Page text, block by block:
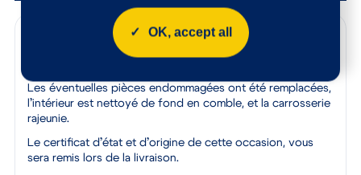
Points de contrôle
Les éventuelles pièces endommagées ont été remplacées,
l’intérieur est nettoyé de fond en comble, et la carrosserie
rajeunie.
Le certificat d’état et d’origine de cette occasion, vous
sera remis lors de la livraison.
OK, accept all